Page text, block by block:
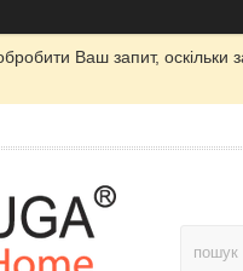
Ваш запит, оскільки